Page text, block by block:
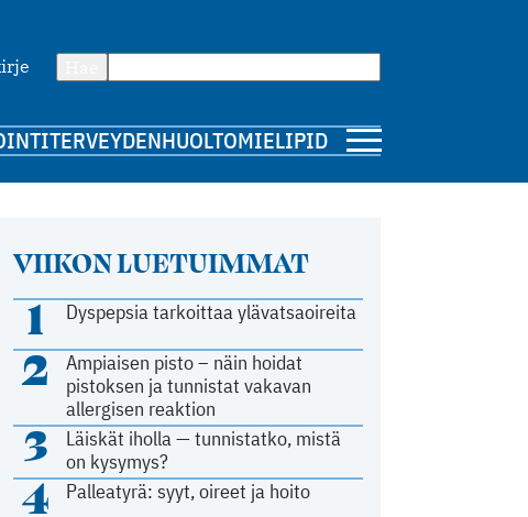
TERVEYDENHUOLTOMIELIPIDE
VIIKON LUETUIMMAT
1 Dyspepsia tarkoittaa ylävatsaoireita
2
Ampiaisen pisto – näin hoidat
pistoksen ja tunnistat vakavan
allergisen reaktion
3
Läiskät iholla — tunnistatko, mistä
on kysymys?
4 Palleatyrä: syyt, oireet ja hoito